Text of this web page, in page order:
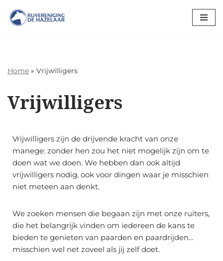
Ga
Home » Vrijwilligers
Vrijwilligers
Vrijwilligers zijn de drijvende kracht van onze
manege: zonder hen zou het niet mogelijk zijn om te
doen wat we doen. We hebben dan ook altijd
vrijwilligers nodig, ook voor dingen waar je misschien
niet meteen aan denkt.
We zoeken mensen die begaan zijn met onze ruiters,
die het belangrijk vinden om iedereen de kans te
bieden te genieten van paarden en paardrijden…
misschien wel net zoveel als jij zelf doet.